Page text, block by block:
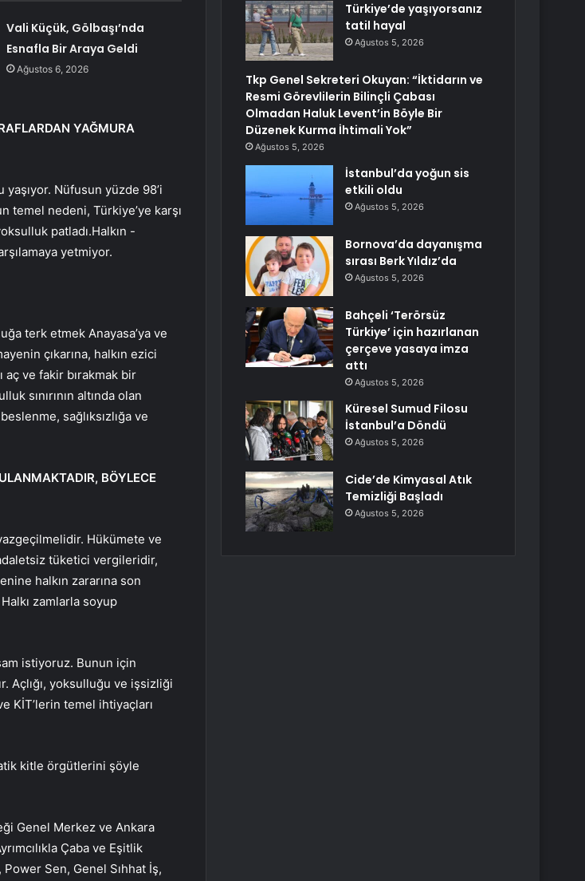
Vali Küçük, Gölbaşı’nda
Esnafla Bir Araya Geldi
Ağustos 6, 2026
YAĞMURA
Nüfusun yüzde 98’i
temel nedeni, Türkiye’ye karşı
patladı.Halkın -
yetmiyor.
terk etmek Anayasa’ya ve
çıkarına, halkın ezici
ve fakir bırakmak bir
sınırının altında olan
sağlıksızlığa ve
BÖYLECE
Hükümete ve
tüketici vergileridir,
halkın zararına son
zamlarla soyup
istiyoruz. Bunun için
Açlığı, yoksulluğu ve işsizliği
KİT’lerin temel ihtiyaçları
kitle örgütlerini şöyle
Genel Merkez ve Ankara
Çaba ve Eşitlik
Sen, Genel Sıhhat İş,
Türkiye’de yaşıyorsanız
tatil hayal
Ağustos 5, 2026
Tkp Genel Sekreteri Okuyan: “İktidarın ve
Resmi Görevlilerin Bilinçli Çabası
Olmadan Haluk Levent’in Böyle Bir
Düzenek Kurma İhtimali Yok”
Ağustos 5, 2026
İstanbul’da yoğun sis
etkili oldu
Ağustos 5, 2026
Bornova’da dayanışma
sırası Berk Yıldız’da
Ağustos 5, 2026
Bahçeli ‘Terörsüz
Türkiye’ için hazırlanan
çerçeve yasaya imza
attı
Ağustos 5, 2026
Küresel Sumud Filosu
İstanbul’a Döndü
Ağustos 5, 2026
Cide’de Kimyasal Atık
Temizliği Başladı
Ağustos 5, 2026